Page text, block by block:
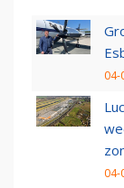
04-
04-